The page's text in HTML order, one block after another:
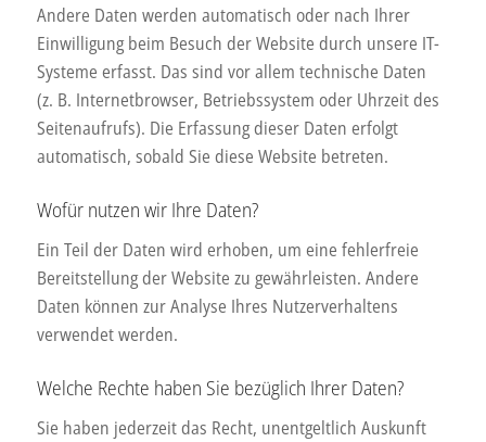
Andere Daten werden automatisch oder nach Ihrer
Einwilligung beim Besuch der Website durch unsere IT-
Systeme erfasst. Das sind vor allem technische Daten
(z. B. Internetbrowser, Betriebssystem oder Uhrzeit des
Seitenaufrufs). Die Erfassung dieser Daten erfolgt
automatisch, sobald Sie diese Website betreten.
Wofür nutzen wir Ihre Daten?
Ein Teil der Daten wird erhoben, um eine fehlerfreie
Bereitstellung der Website zu gewährleisten. Andere
Daten können zur Analyse Ihres Nutzerverhaltens
verwendet werden.
Welche Rechte haben Sie bezüglich Ihrer Daten?
Sie haben jederzeit das Recht, unentgeltlich Auskunft